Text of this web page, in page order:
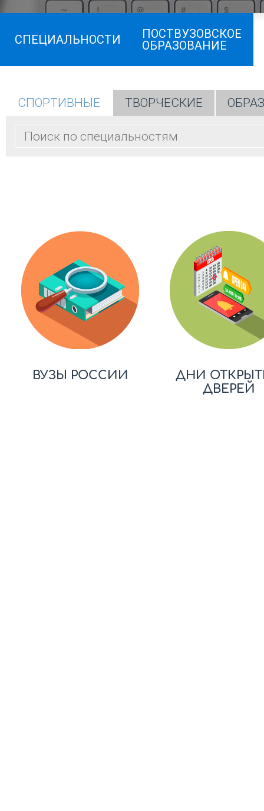
СПЕЦИАЛЬНОСТИ
ПОСТВУЗОВСКОЕ
ОБРАЗОВАНИЕ
СПОРТИВНЫЕ ТВОРЧЕСКИЕ
ВУЗЫ РОССИИ
ДНИ
ДВЕРЕЙ